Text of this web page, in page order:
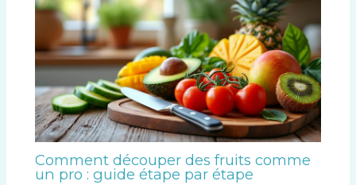
Comment découper des fruits comme
un pro : guide étape par étape